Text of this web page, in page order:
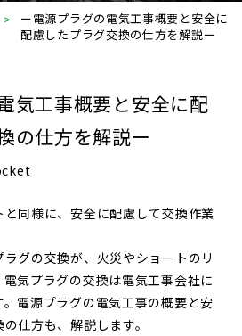
ー電源プラグの電気工事概要と安全に
配慮したプラグ交換の仕方を解説ー
気工事概要と安全に配
の仕方を解説ー
同様に、安全に配慮して交換作業
グの交換が、火災やショートのリ
気プラグの交換は電気工事会社に
電源プラグの電気工事の概要と安
仕方も、解説します。